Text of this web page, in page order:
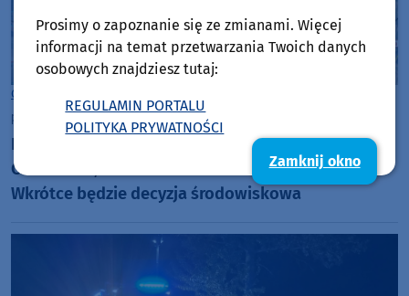
Człuchów
poniedziałek, 3 sierpnia 2026, 11:25
RDOŚ zgadza się na budowę obwodnicy
Człuchowa, ale stawia kilkadziesiąt warunków.
Wkrótce będzie decyzja środowiskowa
Prosimy o zapoznanie się ze zmianami. Więcej
informacji na temat przetwarzania Twoich danych
osobowych znajdziesz tutaj:
REGULAMIN PORTALU
POLITYKA PRYWATNOŚCI
Zamknij okno